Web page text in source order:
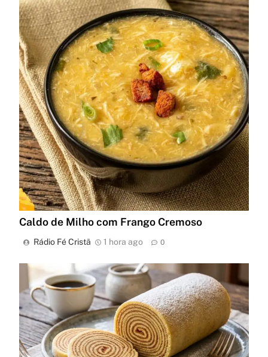
Caldo de Milho com Frango Cremoso
Rádio Fé Cristã 1 hora ago 0